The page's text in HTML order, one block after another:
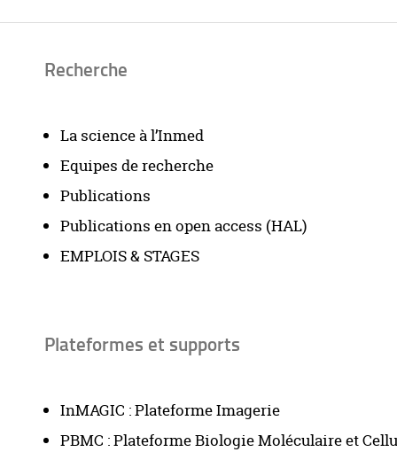
Recherche
La science à l’Inmed
Equipes de recherche
Publications
Publications en open access (HAL)
EMPLOIS & STAGES
Plateformes et supports
InMAGIC : Plateforme Imagerie
PBMC : Plateforme Biologie Moléculaire et